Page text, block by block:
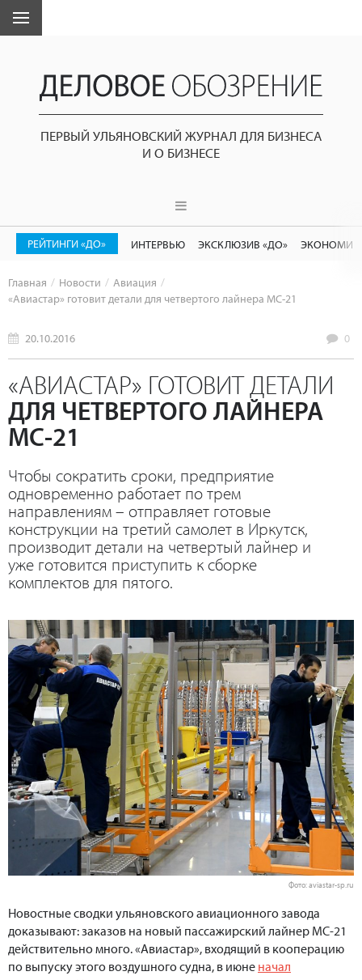
ПЕРВЫЙ УЛЬЯНОВСКИЙ ЖУРНАЛ ДЛЯ БИЗНЕСА
И О БИЗНЕСЕ
РЕЙТИНГИ «ДО» ИНТЕРВЬЮ ЭКСКЛЮЗИВ «ДО»
Главная Новости
Авиация
«Авиастар» готовит детали для четвертого лайнера МС-21
20.10.2016 0
«АВИАСТАР» ГОТОВИТ ДЕТАЛИ
ДЛЯ ЧЕТВЕРТОГО ЛАЙНЕРА
МС-21
Чтобы сократить сроки, предприятие
одновременно работает по трем
направлениям – отправляет готовые
конструкции на третий самолет в Иркутск,
производит детали на четвертый лайнер и
уже готовится приступить к сборке
комплектов для пятого.
Фото: aviastar-sp.ru
Новостные сводки ульяновского авиационного завода
доказывают: заказов на новый пассажирский лайнер МС-21
действительно много. «Авиастар», входящий в кооперацию
по выпуску этого воздушного судна, в июне начал